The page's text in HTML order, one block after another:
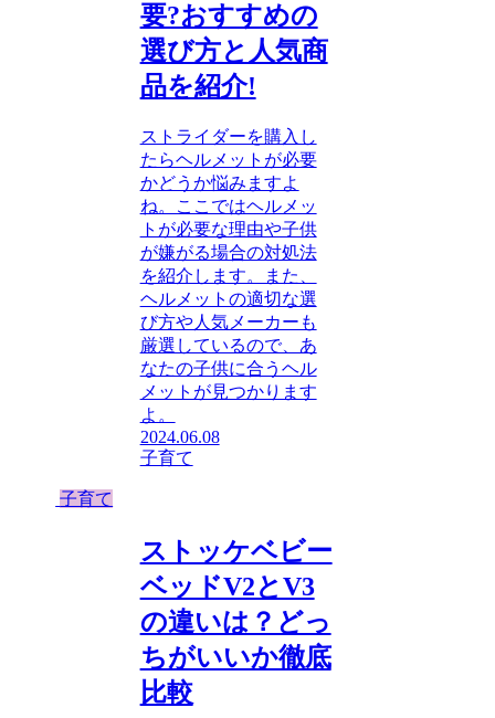
要?おすすめの
選び方と人気商
品を紹介!
ストライダーを購入し
たらヘルメットが必要
かどうか悩みますよ
ね。ここではヘルメッ
トが必要な理由や子供
が嫌がる場合の対処法
を紹介します。また、
ヘルメットの適切な選
び方や人気メーカーも
厳選しているので、あ
なたの子供に合うヘル
メットが見つかります
よ。
2024.06.08
子育て
子育て
ストッケベビー
ベッドV2とV3
の違いは？どっ
ちがいいか徹底
比較